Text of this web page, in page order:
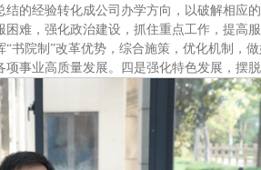
的经验转化成公司办学方向，以破解相应
难，强化政治建设，抓住重点工作，提高
院制”改革优势，综合施策，优化机制，
事业高质量发展。四是强化特色发展，摆